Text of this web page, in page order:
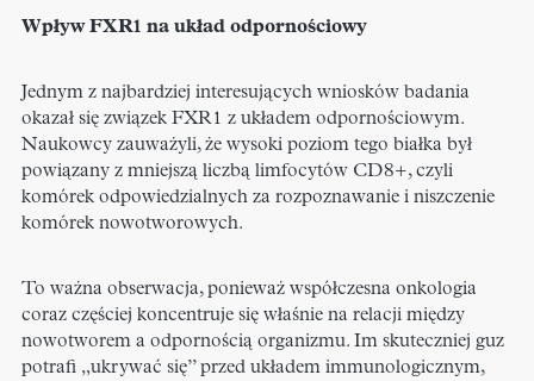
Wpływ FXR1 na układ odpornościowy
Jednym z najbardziej interesujących wniosków badania
okazał się związek FXR1 z układem odpornościowym.
Naukowcy zauważyli, że wysoki poziom tego białka był
powiązany z mniejszą liczbą limfocytów CD8+, czyli
komórek odpowiedzialnych za rozpoznawanie i niszczenie
komórek nowotworowych.
To ważna obserwacja, ponieważ współczesna onkologia
coraz częściej koncentruje się właśnie na relacji między
nowotworem a odpornością organizmu. Im skuteczniej guz
potrafi „ukrywać się” przed układem immunologicznym,